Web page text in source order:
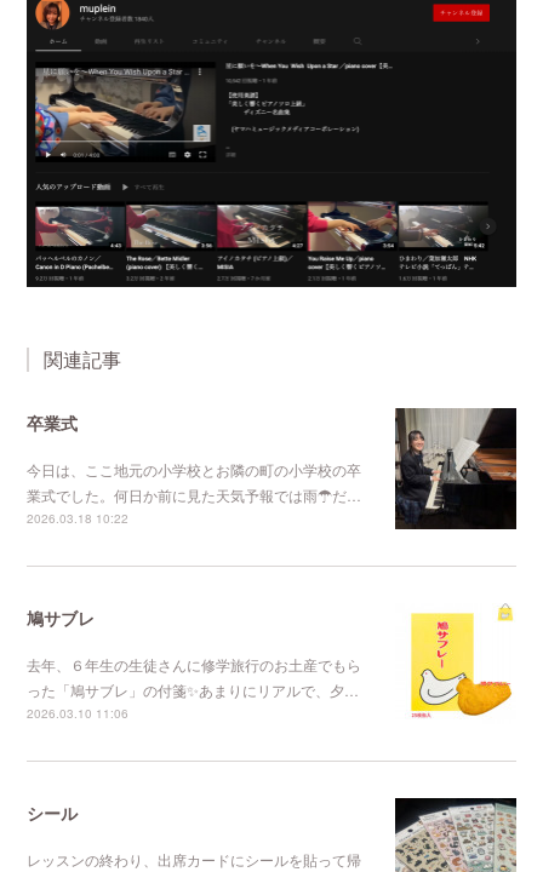
関連記事
卒業式
今日は、ここ地元の小学校とお隣の町の小学校の卒
業式でした。何日か前に見た天気予報では雨☂だ…
2026.03.18 10:22
鳩サブレ
去年、６年生の生徒さんに修学旅行のお土産でもら
った「鳩サブレ」の付箋✨あまりにリアルで、夕…
2026.03.10 11:06
シール
レッスンの終わり、出席カードにシールを貼って帰